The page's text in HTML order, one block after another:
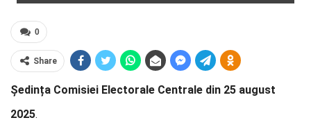
0
Share
Ședința Comisiei Electorale Centrale din 25 august
2025.